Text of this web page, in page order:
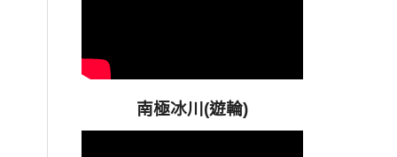
南極冰川(遊輪)